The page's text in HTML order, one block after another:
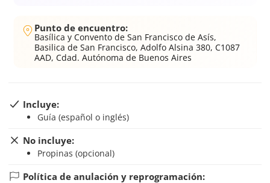
Punto de encuentro:
Basílica y Convento de San Francisco de Asís,
Basilica de San Francisco, Adolfo Alsina 380, C1087
AAD, Cdad. Autónoma de Buenos Aires
Incluye:
Guía (español o inglés)
No incluye:
Propinas (opcional)
Política de anulación y reprogramación: